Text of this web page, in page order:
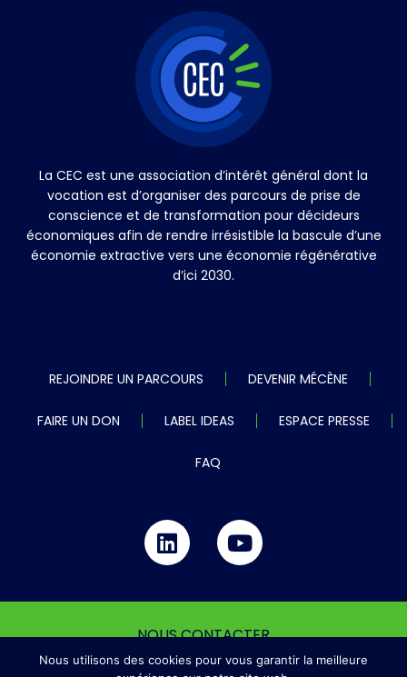
La CEC est une association d’intérêt général dont la
vocation est d’organiser des parcours de prise de
conscience et de transformation pour décideurs
économiques afin de rendre irrésistible la bascule d’une
économie extractive vers une économie régénérative
d’ici 2030.
REJOINDRE UN PARCOURS DEVENIR MÉCÈNE
FAIRE UN DON LABEL IDEAS ESPACE PRESSE
FAQ
NOUS CONTACTER
MENTIONS LÉGALES
Nous utilisons des cookies pour vous garantir la meilleure